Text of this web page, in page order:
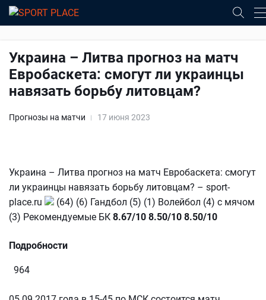
Украина – Литва прогноз на матч
Евробаскета: смогут ли украинцы
навязать борьбу литовцам?
Прогнозы на матчи 17 июня 2023
Украина – Литва прогноз на матч Евробаскета: смогут
ли украинцы навязать борьбу литовцам? – sport-
place.ru
(64) (6) Гандбол (5) (1) Волейбол (4) с мячом
(3) Рекомендуемые БК 8.67/10 8.50/10 8.50/10
Подробности
964